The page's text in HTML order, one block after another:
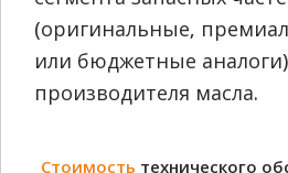
(оригинальные,
или бюджетные
производителя масла.
Стоимость технического